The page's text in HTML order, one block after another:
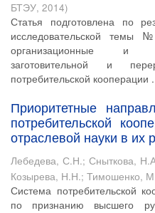
БТЭУ, 2014)
Статья подготовлена по
исследовательской темы
организационные и
заготовительной и
потребительской кооперации
Приоритетные
потребительской
отраслевой науки в их
Лебедева, С.Н.; Сныткова,
Козырева, Н.Н.; Тимошенко,
Система потребительской
по признанию высшего